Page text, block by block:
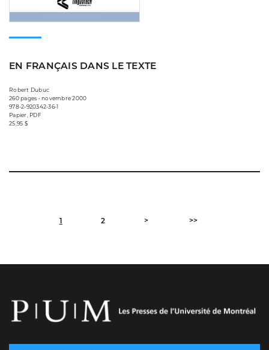
EN FRANÇAIS DANS LE TEXTE
Robert Dubuc
260 pages • novembre 2000
978-2-920342-36-1
Papier, PDF
25,95 $
1 2 > >>